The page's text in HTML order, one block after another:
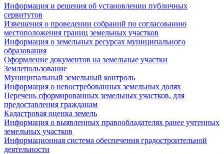
Информация и решения об установлении публичных
сервитутов
Извещения о проведении собраний по согласованию
местоположения границ земельных участков
Информация о земельных ресурсах муниципального
образования
Оформление документов на земельные участки
Землепользование
Муниципальный земельный контроль
Информация о невостребованных земельных долях
Перечень сформированных земельных участков, для
предоставления гражданам
Кадастровая оценка земель
Информация о выявленных правообладателях ранее учтенных
земельных участков
Информационная система обеспечения градостроительной
деятельности